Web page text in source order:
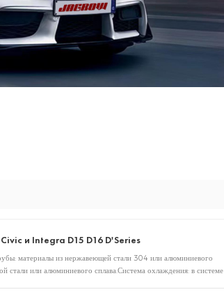
и Integra D15 D16 D'Series
материалы из нержавеющей стали 304 или алюминиевого
стали или алюминиевого сплава.Система охлаждения: в системе